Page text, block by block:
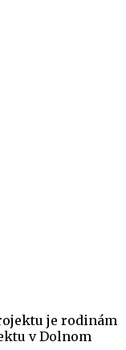
je rodinám
v Dolnom